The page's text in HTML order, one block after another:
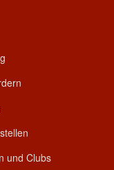
und Clubs